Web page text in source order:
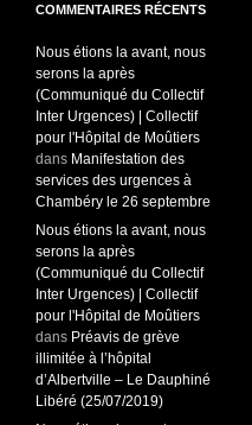
COMMENTAIRES RÉCENTS
Nous étions la avant, nous
serons la après
(Communiqué du Collectif
Inter Urgences) | Collectif
pour l'Hôpital de Moûtiers
dans Manifestation des
services des urgences à
Chambéry le 26 septembre
Nous étions la avant, nous
serons la après
(Communiqué du Collectif
Inter Urgences) | Collectif
pour l'Hôpital de Moûtiers
dans Préavis de grève
illimitée à l’hôpital
d’Albertville – Le Dauphiné
Libéré (25/07/2019)